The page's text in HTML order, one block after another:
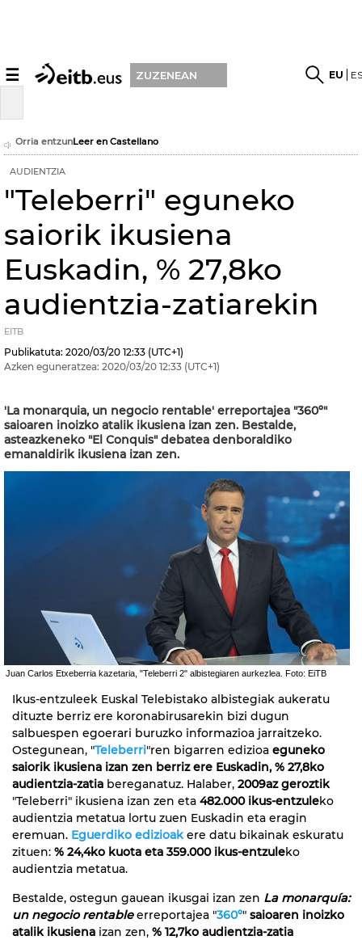
☰ ZUZENEAN EU
Orria entzunLeer en Castellano
AUDIENTZIA
"Teleberri" eguneko
saiorik ikusiena
Euskadin, % 27,8ko
audientzia-zatiarekin
EITB
Publikatuta: 2020/03/20 12:33 (UTC+1)
Azken eguneratzea: 2020/03/20 12:33 (UTC+1)
'La monarquia, un negocio rentable' erreportajea "360º"
saioaren inoizko atalik ikusiena izan zen. Bestalde,
asteazkeneko "El Conquis" debatea denboraldiko
emanaldirik ikusiena izan zen.
Juan Carlos Etxeberria kazetaria, "Teleberri 2" albistegiaren aurkezlea. Foto: EiTB
Ikus-entzuleek Euskal Telebistako albistegiak aukeratu
dituzte berriz ere koronabirusarekin bizi dugun
salbuespen egoerari buruzko informazioa jarraitzeko.
Ostegunean, "Teleberri"ren bigarren edizioa eguneko
saiorik ikusiena izan zen berriz ere Euskadin, % 27,8ko
audientzia-zatia bereganatuz. Halaber, 2009az geroztik
"Teleberri" ikusiena izan zen eta 482.000 ikus-entzuleko
audientzia metatua lortu zuen Euskadin eta eragin
eremuan. Eguerdiko edizioakere datu bikainak eskuratu
zituen: % 24,4ko kuota eta 359.000 ikus-entzuleko
audientzia metatua.
Bestalde, ostegun gauean ikusgai izan zen La monarquía:
un negocio rentableerreportajea "360º" saioaren inoizko
atalik ikusiena izan zen, % 12,7ko audientzia-zatia